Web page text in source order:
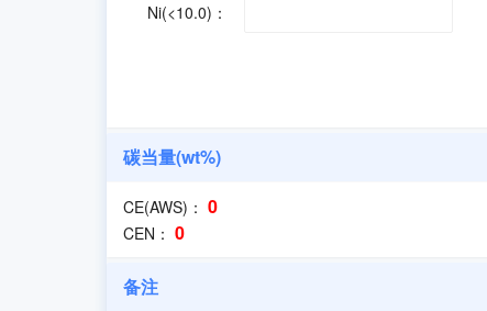
Ni(<10.0)：
碳当量(wt%)
CE(AWS)： 0
CEN： 0
备注